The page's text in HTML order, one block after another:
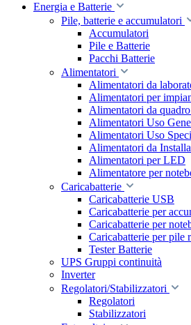
Energia e Batterie
Pile, batterie e accumulatori
Accumulatori
Pile e Batterie
Pacchi Batterie
Alimentatori
Alimentatori da
Alimentatori per
Alimentatori da
Alimentatori Uso
Alimentatori Uso
Alimentatori da
Alimentatori per LED
Alimentatore per
Caricabatterie
Caricabatterie USB
Caricabatterie per
Caricabatterie per
Caricabatterie per pile
Tester Batterie
UPS Gruppi continuità
Inverter
Regolatori/Stabilizzatori
Regolatori
Stabilizzatori